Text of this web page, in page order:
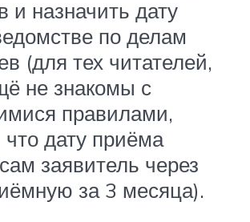
и назначить дату
по делам
(для тех читателей,
не знакомы с
правилами,
дату приёма
заявитель через
за 3 месяца).